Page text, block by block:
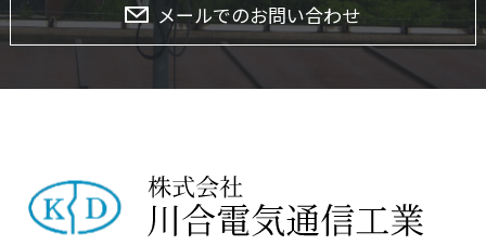
メールでのお問い合わせ